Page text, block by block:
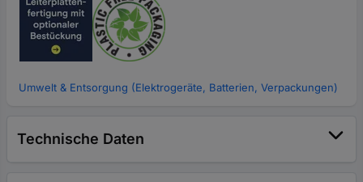
Umwelt & Entsorgung (Elektrogeräte, Batterien, Verpackungen)
Technische Daten